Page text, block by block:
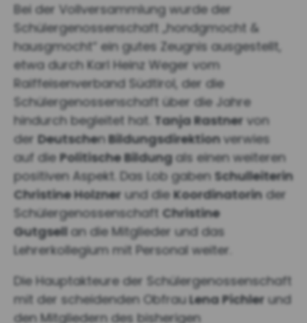
Bei der Vollversammlung wurde der
Schülergenossenschaft „hondgmocht &
hausgmocht“ ein gutes Zeugnis ausgestellt,
etwa durch Karl Heinz Weger vom
Raiffeisenverband Südtirol, der die
Schülergenossenschaft über die Jahre
hindurch begleitet hat. Tanja Rastner von
der DeutschenBildungsdirektion verwies
auf diePolitische Bildungals einen weiteren
positiven Aspekt. Das Lob gaben Schulleiterin
Christine Holzner und dieKoordinatorin der
Schülergenossenschaft Christine
Gutgsellan die Mitglieder und das
Lehrerkollegium mit Personal weiter.
Die Hauptakteure der Schülergenossenschaft
mit der scheidenden ObfrauLena Pichler und
den Mitgliedern des bisherigen